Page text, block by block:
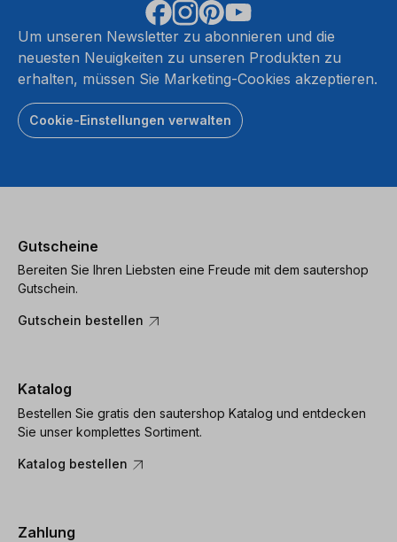
Um unseren Newsletter zu abonnieren und die
neuesten Neuigkeiten zu unseren Produkten zu
erhalten, müssen Sie Marketing-Cookies akzeptieren.
Cookie-Einstellungen verwalten
Gutscheine
Bereiten Sie Ihren Liebsten eine Freude mit dem sautershop
Gutschein.
Gutschein bestellen
Katalog
Bestellen Sie gratis den sautershop Katalog und entdecken
Sie unser komplettes Sortiment.
Katalog bestellen
Zahlung